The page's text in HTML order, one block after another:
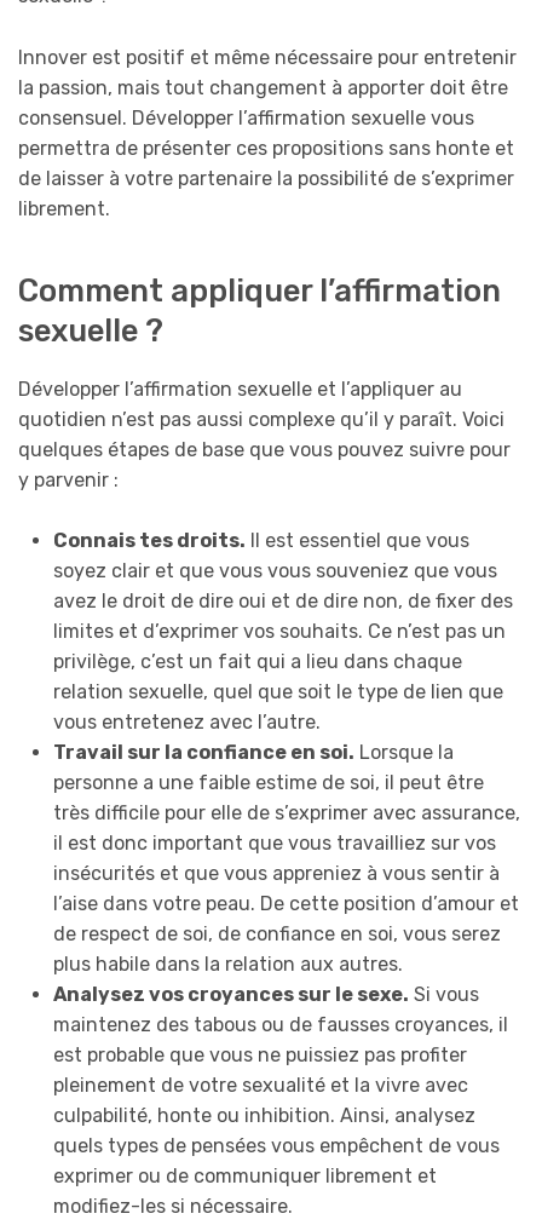
Innover est positif et même nécessaire pour entretenir
la passion, mais tout changement à apporter doit être
consensuel. Développer l’affirmation sexuelle vous
permettra de présenter ces propositions sans honte et
de laisser à votre partenaire la possibilité de s’exprimer
librement.
Comment appliquer l’affirmation
sexuelle ?
Développer l’affirmation sexuelle et l’appliquer au
quotidien n’est pas aussi complexe qu’il y paraît. Voici
quelques étapes de base que vous pouvez suivre pour
y parvenir :
Connais tes droits. Il est essentiel que vous
soyez clair et que vous vous souveniez que vous
avez le droit de dire oui et de dire non, de fixer des
limites et d’exprimer vos souhaits. Ce n’est pas un
privilège, c’est un fait qui a lieu dans chaque
relation sexuelle, quel que soit le type de lien que
vous entretenez avec l’autre.
Travail sur la confiance en soi. Lorsque la
personne a une faible estime de soi, il peut être
très difficile pour elle de s’exprimer avec assurance,
il est donc important que vous travailliez sur vos
insécurités et que vous appreniez à vous sentir à
l’aise dans votre peau. De cette position d’amour et
de respect de soi, de confiance en soi, vous serez
plus habile dans la relation aux autres.
Analysez vos croyances sur le sexe. Si vous
maintenez des tabous ou de fausses croyances, il
est probable que vous ne puissiez pas profiter
pleinement de votre sexualité et la vivre avec
culpabilité, honte ou inhibition. Ainsi, analysez
quels types de pensées vous empêchent de vous
exprimer ou de communiquer librement et
modifiez-les si nécessaire.